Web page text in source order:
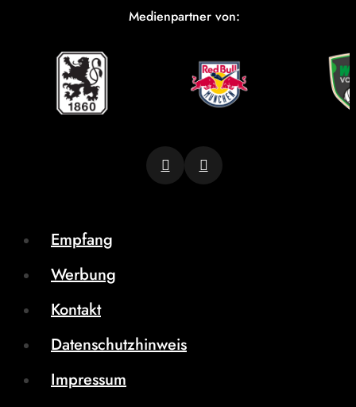
Medienpartner von:
Empfang
Werbung
Kontakt
Datenschutzhinweis
Impressum